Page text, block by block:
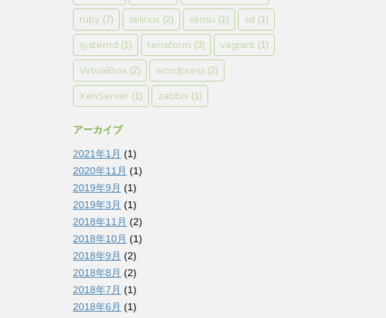
ruby (7) selinux (2) sensu (1) ssl (1)
systemd (1) terraform (3) vagrant (1)
VirtualBox (2) wordpress (2)
XenServer (1) zabbix (1)
アーカイブ
2021年1月 (1)
2020年11月 (1)
2019年9月 (1)
2019年3月 (1)
2018年11月 (2)
2018年10月 (1)
2018年9月 (2)
2018年8月 (2)
2018年7月 (1)
2018年6月 (1)